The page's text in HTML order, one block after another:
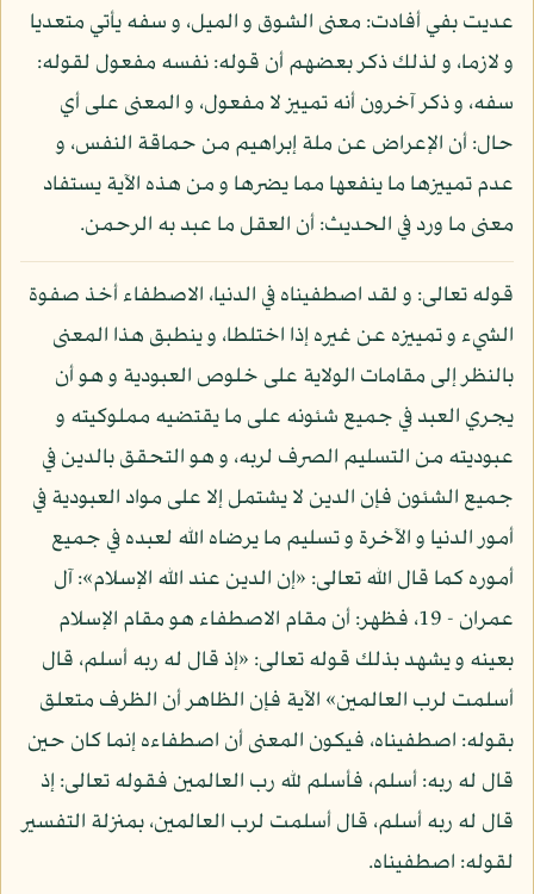
عديت بفي أفادت: معنى الشوق و الميل، و سفه يأتي متعديا
و لازما، و لذلك ذكر بعضهم أن قوله: نفسه مفعول لقوله:
سفه، و ذكر آخرون أنه تمييز لا مفعول، و المعنى على أي
حال: أن الإعراض عن ملة إبراهيم من حماقة النفس، و
عدم تمييزها ما ينفعها مما يضرها و من هذه الآية يستفاد
معنى ما ورد في الحديث: أن العقل ما عبد به الرحمن.
قوله تعالى: و لقد اصطفيناه في الدنيا، الاصطفاء أخذ صفوة
الشيء و تمييزه عن غيره إذا اختلطا، و ينطبق هذا المعنى
بالنظر إلى مقامات الولاية على خلوص العبودية و هو أن
يجري العبد في جميع شئونه على ما يقتضيه مملوكيته و
عبوديته من التسليم الصرف لربه، و هو التحقق بالدين في
جميع الشئون فإن الدين لا يشتمل إلا على مواد العبودية في
أمور الدنيا و الآخرة و تسليم ما يرضاه الله لعبده في جميع
أموره كما قال الله تعالى: «إن الدين عند الله الإسلام»: آل
عمران - 19، فظهر: أن مقام الاصطفاء هو مقام الإسلام
بعينه و يشهد بذلك قوله تعالى: «إذ قال له ربه أسلم، قال
أسلمت لرب العالمين» الآية فإن الظاهر أن الظرف متعلق
بقوله: اصطفيناه، فيكون المعنى أن اصطفاءه إنما كان حين
قال له ربه: أسلم، فأسلم لله رب العالمين فقوله تعالى: إذ
قال له ربه أسلم، قال أسلمت لرب العالمين، بمنزلة التفسير
لقوله: اصطفيناه.